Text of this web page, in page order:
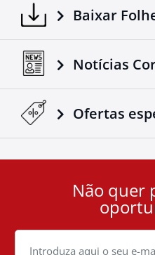
Baixar
Notícias
Ofertas
Cookie
Não quer